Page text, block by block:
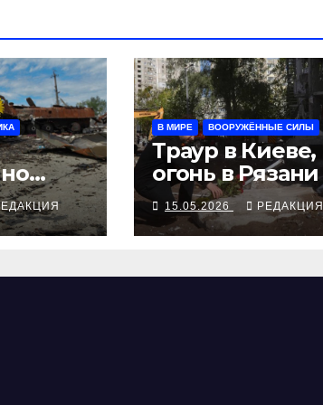
всё-
В МИРЕ ВООРУЖЁННЫЕ СИЛЫ
Траур в Киеве,
огонь в
Ейске
15.05.2026 РЕДАКЦИЯ